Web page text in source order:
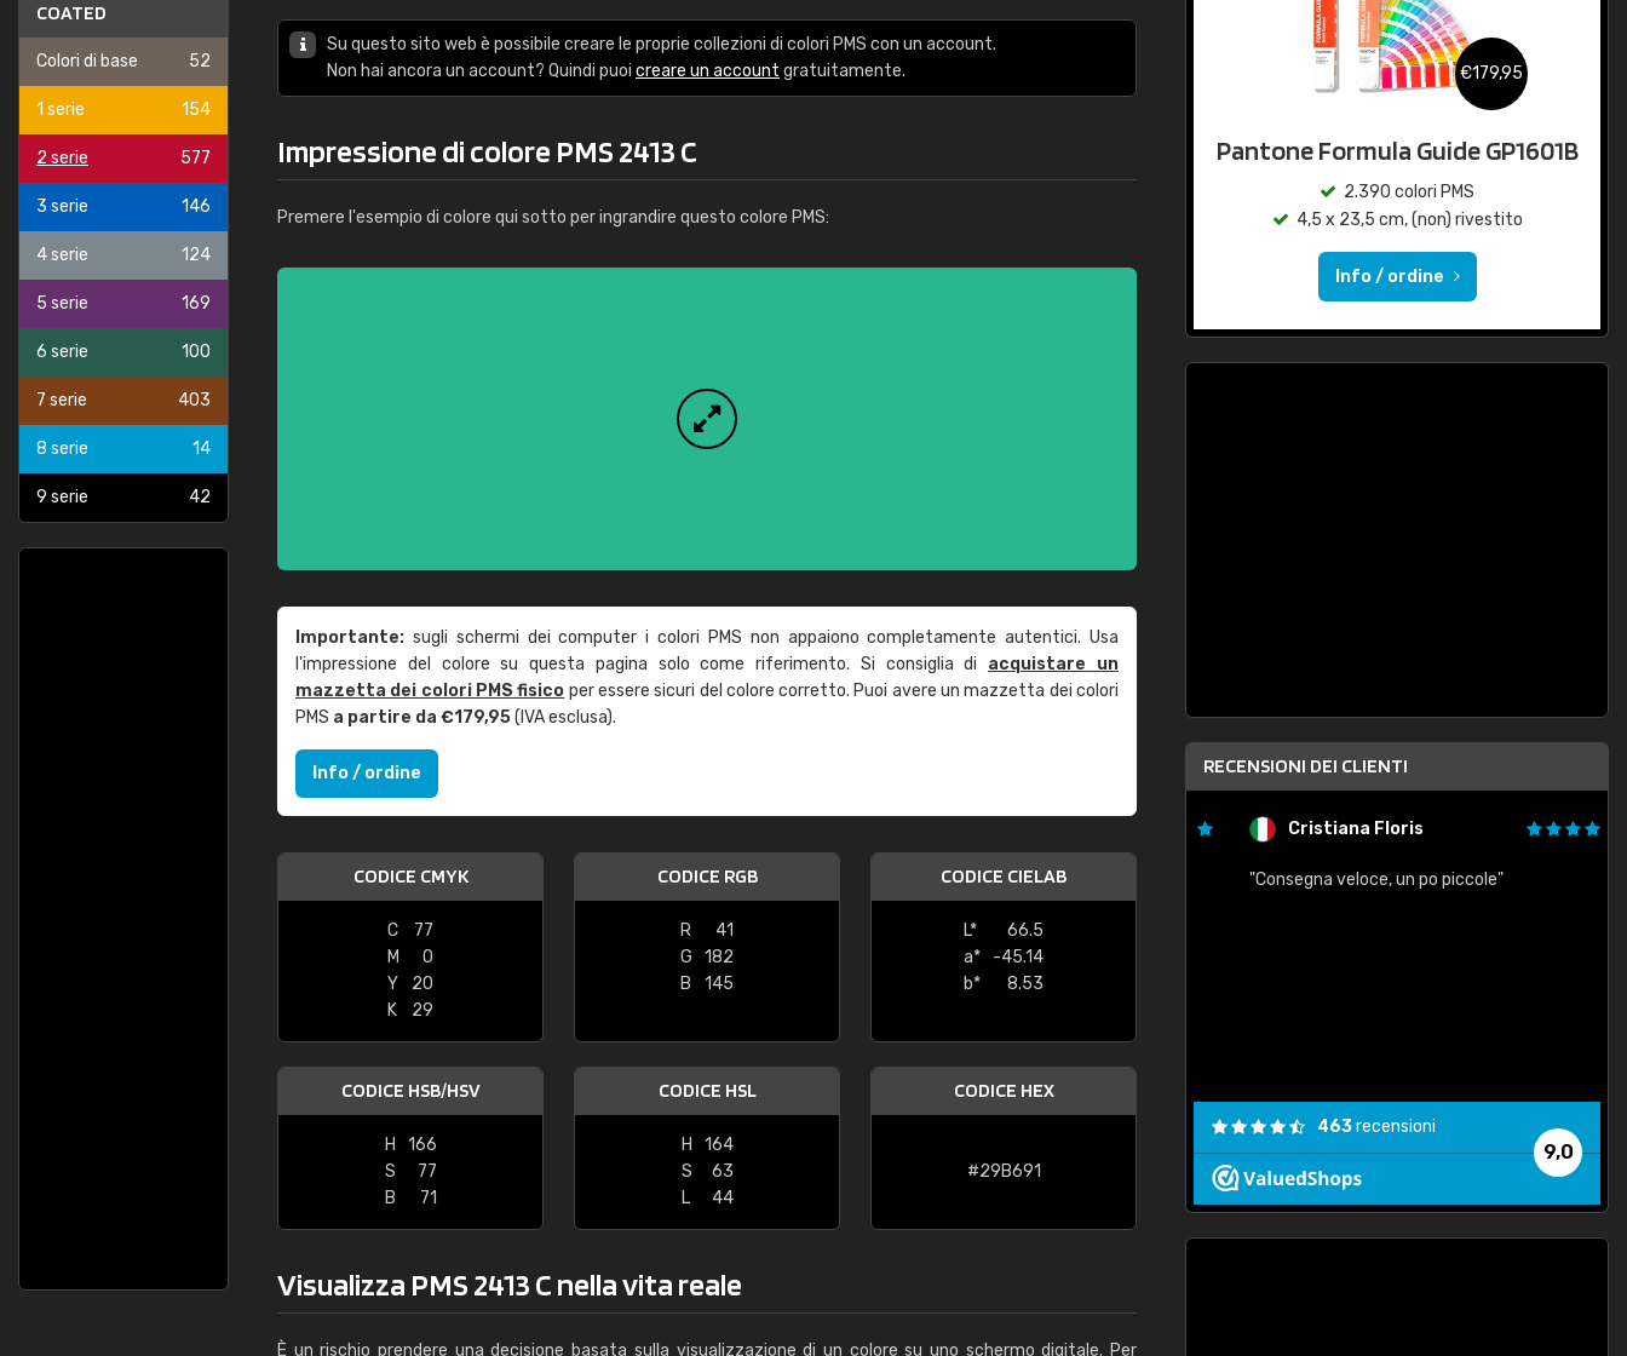
COATED
Colori di base 52
1 serie 154
2 serie 577
3 serie 146
4 serie 124
5 serie 169
6 serie 100
7 serie 403
8 serie 14
9 serie 42
Su questo sito web è possibile creare le proprie collezioni di colori PMS con un account.
Non hai ancora un account? Quindi puoi creare un account gratuitamente.
Impressione di colore PMS 2413 C
Premere l'esempio di colore qui sotto per ingrandire questo colore PMS:
Importante: sugli schermi dei computer i colori PMS non appaiono completamente autentici. Usa
l'impressione del colore su questa pagina solo come riferimento. Si consiglia di acquistare un
mazzetta dei colori PMS fisico per essere sicuri del colore corretto. Puoi avere un mazzetta dei colori
PMS a partire da €179,95(IVA esclusa).
Info / ordine
CODICE CMYK
C
77
M
0
Y
20
K
29
CODICE RGB
R
41
G
182
B
145
CODICE CIELAB
L*
66.5
a*
-45.14
b*
8.53
CODICE HSB/HSV
H
166
S
77
B
71
CODICE HSL
H
164
S
63
L
44
CODICE HEX
#29B691
Visualizza PMS 2413 C nella vita reale
È un rischio prendere una decisione basata sulla visualizzazione di un colore su uno schermo digitale. Per
€179,95
Pantone Formula Guide GP1601B
2.390 colori PMS
4,5 x 23,5 cm, (non) rivestito
Info / ordine
RECENSIONI DEI CLIENTI
Cristiana Floris
"Consegna veloce, un po piccole"
9,0
463recensioni